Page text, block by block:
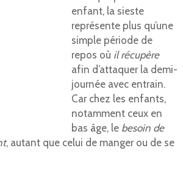
enfant, la sieste
représente plus qu’une
simple période de
repos où il récupère
afin d’attaquer la demi-
journée avec entrain.
Car chez les enfants,
notamment ceux en
bas âge, le besoin de
, autant que celui de manger ou de se